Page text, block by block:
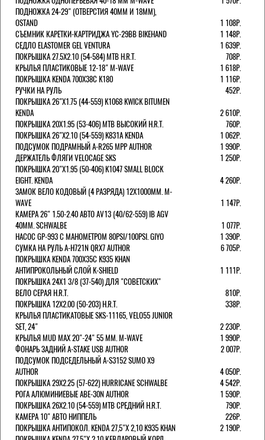
ПОДНОЖКА 24-29" (ОТВЕРСТИЯ 40ММ И 18ММ),
OSTAND
1 108Р.
СЪЕМНИК КАРЕТКИ-КАРТРИДЖА YC-29BB BIKEHAND
1 148Р.
СЕДЛО ELASTOMER GEL VENTURA
1 639Р.
ПОКРЫШКА 27.5X2.10 (54-584) MTB H.R.T.
708Р.
КРЫЛЬЯ ПЛАСТИКОВЫЕ 12-18" M-WAVE
1 618Р.
ПОКРЫШКА KENDA 700Х38С K180
1 116Р.
РУЧКИ НА РУЛЬ
452Р.
ПОКРЫШКА 26"Х1.75 (44-559) K1068 KWICK BITUMEN
KENDA
2 610Р.
ПОКРЫШКА 20X1.95 (53-406) MTB ВЫСОКИЙ H.R.T.
760Р.
ПОКРЫШКА 26"Х2.10 (54-559) K831A KENDA
1 062Р.
ПОДСУМОК ПОДРАМНЫЙ A-R265 MPP AUTHOR
1 990Р.
ДЕРЖАТЕЛЬ ФЛЯГИ VELOCAGE SKS
1 250Р.
ПОКРЫШКА 20"Х1.95 (50-406) K1047 SMALL BLOCK
EIGHT. KENDA
4 260Р.
ЗАМОК ВЕЛО КОДОВЫЙ (4 РАЗРЯДА) 12Х1000ММ. M-
WAVE
1 147Р.
КАМЕРА 26" 1.50-2.40 АВТО AV13 (40/62-559) IB AGV
40MM. SCHWALBE
1 077Р.
НАСОС GP-993 С МАНОМЕТРОМ 80PSI/100PSI. GIYO
1 390Р.
СУМКА НА РУЛЬ A-H721N QRX7 AUTHOR
6 705Р.
ПОКРЫШКА KENDA 700Х35С K935 KHAN
АНТИПРОКОЛЬНЫЙ СЛОЙ K-SHIELD
1 111Р.
ПОКРЫШКА 24X1 3/8 (37-540) ДЛЯ "СОВЕТСКИХ"
ВЕЛО СЕРАЯ H.R.T.
810Р.
ПОКРЫШКА 12X2.00 (50-203) H.R.T.
338Р.
КРЫЛЬЯ ПЛАСТИКАТОВЫЕ SKS-11165, VELO55 JUNIOR
SET, 24"
2 230Р.
КРЫЛЬЯ MUD MAX 20"-24" 55 ММ. M-WAVE
1 990Р.
ФОНАРЬ ЗАДНИЙ A-STAKE USB AUTHOR
2 007Р.
ПОДСУМОК ПОДСЕДЕЛЬНЫЙ A-S3152 SUMO X9
AUTHOR
4 050Р.
ПОКРЫШКА 29X2.25 (57-622) HURRICANE SCHWALBE
4 542Р.
РОГА АЛЮМИНИЕВЫЕ ABE-30N AUTHOR
1 590Р.
ПОКРЫШКА 26X2.10 (54-559) MTB СРЕДНИЙ H.R.T.
790Р.
КАМЕРА 10" АВТО НИППЕЛЬ
226Р.
ПОКРЫШКА АНТИПОКОЛ. KENDA 27,5"Х 2,10 K935 KHAN
2 190Р.